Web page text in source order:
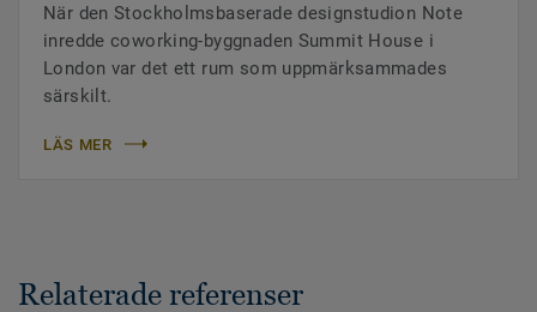
När den Stockholmsbaserade designstudion Note
inredde coworking-byggnaden Summit House i
London var det ett rum som uppmärksammades
särskilt.
LÄS MER
Relaterade referenser